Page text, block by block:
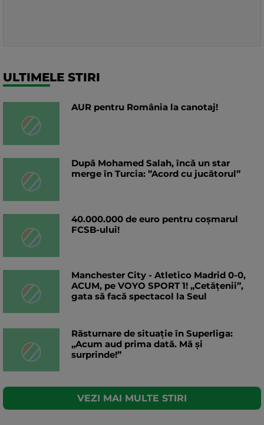
ULTIMELE STIRI
AUR pentru România la canotaj!
După Mohamed Salah, încă un star
merge în Turcia: ”Acord cu jucătorul”
40.000.000 de euro pentru coșmarul
FCSB-ului!
Manchester City - Atletico Madrid 0-0,
ACUM, pe VOYO SPORT 1! „Cetățenii”,
gata să facă spectacol la Seul
Răsturnare de situație în Superliga:
„Acum aud prima dată. Mă și
surprinde!”
VEZI MAI MULTE STIRI